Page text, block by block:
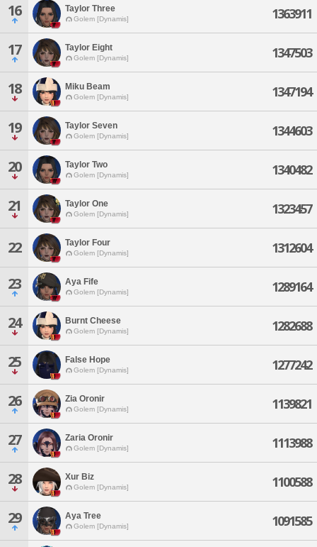
16 Taylor Three
Golem [Dynamis] 1363911
17 Taylor Eight
Golem [Dynamis] 1347503
18 Miku Beam
Golem [Dynamis] 1347194
19 Taylor Seven
Golem [Dynamis] 1344603
20 Taylor Two
Golem [Dynamis] 1340482
21 Taylor One
Golem [Dynamis] 1323457
22 Taylor Four
Golem [Dynamis] 1312604
23 Aya Fife
Golem [Dynamis] 1289164
24 Burnt Cheese
Golem [Dynamis] 1282688
25 False Hope
Golem [Dynamis] 1277242
26 Zia Oronir
Golem [Dynamis] 1139821
27 Zaria Oronir
Golem [Dynamis] 1113988
28 Xur Biz
Golem [Dynamis] 1100588
29 Aya Tree
Golem [Dynamis] 1091585